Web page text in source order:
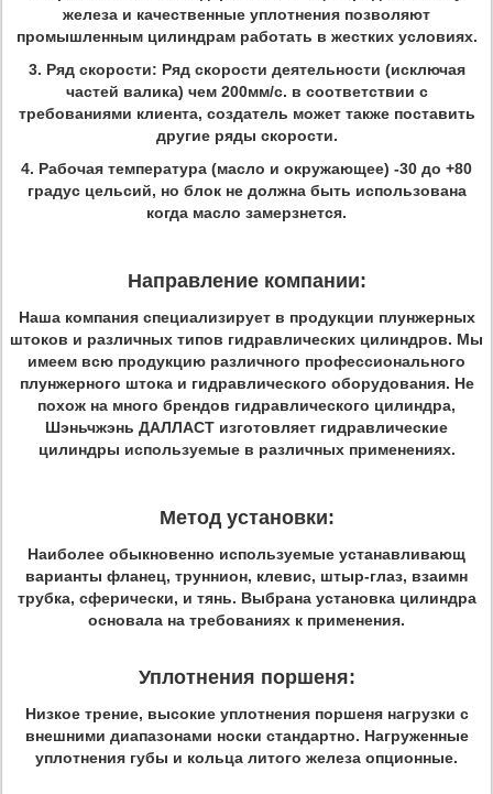
железа и качественные уплотнения позволяют
промышленным цилиндрам работать в жестких условиях.
3. Ряд скорости: Ряд скорости деятельности (исключая
частей валика) чем 200мм/с. в соответствии с
требованиями клиента, создатель может также поставить
другие ряды скорости.
4. Рабочая температура (масло и окружающее) -30 до +80
градус цельсий, но блок не должна быть использована
когда масло замерзнется.
Направление компании:
Наша компания специализирует в продукции плунжерных
штоков и различных типов гидравлических цилиндров. Мы
имеем всю продукцию различного профессионального
плунжерного штока и гидравлического оборудования. Не
похож на много брендов гидравлического цилиндра,
Шэньчжэнь ДАЛЛАСТ изготовляет гидравлические
цилиндры используемые в различных применениях.
Метод установки:
Наиболее обыкновенно используемые устанавливающ
варианты фланец, труннион, клевис, штыр-глаз, взаимн
трубка, сферически, и тянь. Выбрана установка цилиндра
основала на требованиях к применения.
Уплотнения поршеня:
Низкое трение, высокие уплотнения поршеня нагрузки с
внешними диапазонами носки стандартно. Нагруженные
уплотнения губы и кольца литого железа опционные.